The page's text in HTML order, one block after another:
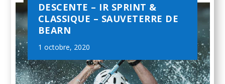
DESCENTE – IR SPRINT &
CLASSIQUE – SAUVETERRE DE
BEARN
1 octobre, 2020